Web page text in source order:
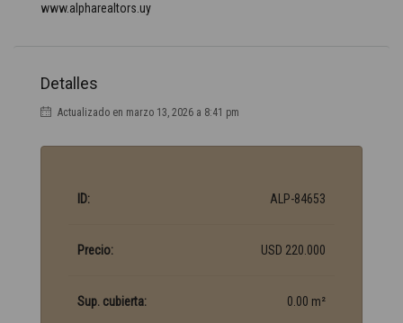
www.alpharealtors.uy
Detalles
Actualizado en marzo 13, 2026 a 8:41 pm
ID: ALP-84653
Precio: USD 220.000
Sup. cubierta: 0.00 m²